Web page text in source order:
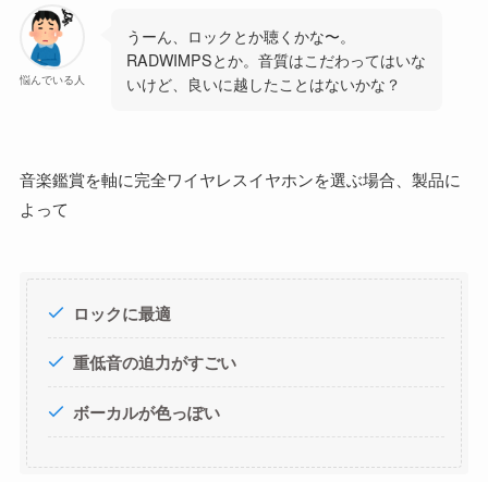
悩んでいる人
うーん、ロックとか聴くかな〜。
RADWIMPSとか。音質はこだわってはいな
いけど、良いに越したことはないかな？
音楽鑑賞を軸に完全ワイヤレスイヤホンを選ぶ場合、製品に
よって
ロックに最適
重低音の迫力がすごい
ボーカルが色っぽい